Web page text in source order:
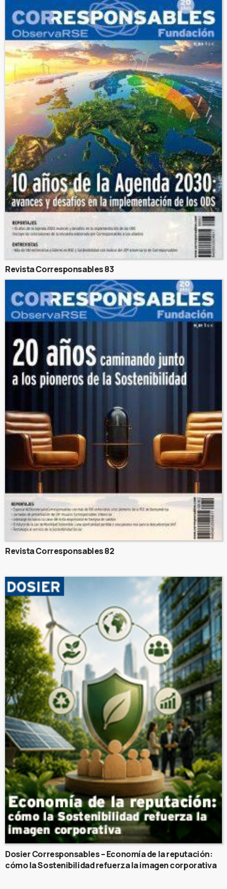
Revista Corresponsables 83
Revista Corresponsables 82
Dosier Corresponsables – Economía de la reputación:
cómo la Sostenibilidad refuerza la imagen corporativa